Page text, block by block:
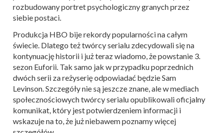
rozbudowany portret psychologiczny granych przez
siebie postaci.
Produkcja HBO bije rekordy popularności na całym
świecie. Dlatego też twórcy serialu zdecydowali się na
kontynuację historii i już teraz wiadomo, że powstanie 3.
sezon Euforii. Tak samo jak w przypadku poprzednich
dwóch serii za reżyserię odpowiadać będzie Sam
Levinson. Szczegóły nie są jeszcze znane, ale w mediach
społecznościowych twórcy serialu opublikowali oficjalny
komunikat, który jest potwierdzeniem informacji i
wskazuje na to, że już niebawem poznamy więcej